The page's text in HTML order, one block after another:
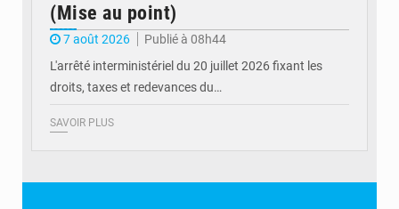
(Mise au point)
7 août 2026
Publié à 08h44
L'arrêté interministériel du 20 juillet 2026 fixant les
droits, taxes et redevances du…
SAVOIR PLUS